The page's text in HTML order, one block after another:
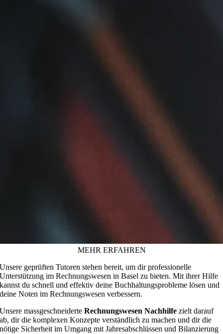
MEHR ERFAHREN
Unsere geprüften Tutoren stehen bereit, um dir professionelle
Unterstützung im Rechnungswesen in Basel zu bieten. Mit ihrer Hilfe
kannst du schnell und effektiv deine Buchhaltungsprobleme lösen und
deine Noten im Rechnungswesen verbessern.
Unsere massgeschneiderteRechnungswesen Nachhilfe zielt darauf
ab, dir die komplexen Konzepte verständlich zu machen und dir die
nötige Sicherheit im Umgang mit Jahresabschlüssen und Bilanzierung